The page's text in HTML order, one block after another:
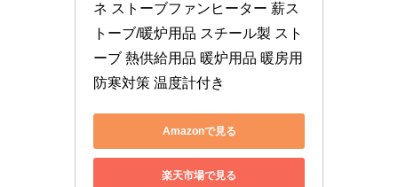
ネ ストーブファンヒーター 薪ス
トーブ/暖炉用品 スチール製 スト
ーブ 熱供給用品 暖炉用品 暖房用
防寒対策 温度計付き
Amazonで見る
楽天市場で見る